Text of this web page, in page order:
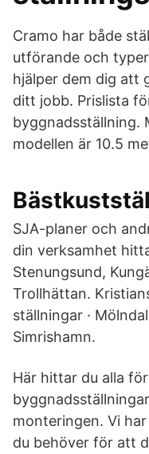
Cramo har både
utförande och
hjälper dem dig att
ditt jobb. Prislista
byggnadsställning.
modellen är 10.5
SJA-planer och
din verksamhet
Stenungsund,
Trollhättan.
ställningar ·
Simrishamn.
Här hittar du alla
monteringen. Vi
du behöver för att